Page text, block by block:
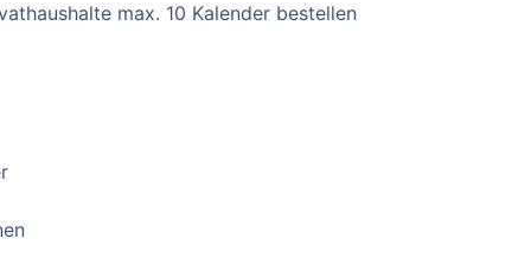
max. 10 Kalender bestellen